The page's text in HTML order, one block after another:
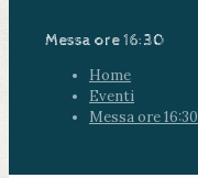
Messa ore 16:30
Home
Eventi
Messa ore 16:30